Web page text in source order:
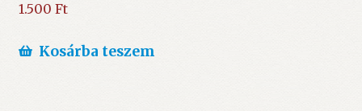
1.500 Ft
Kosárba teszem